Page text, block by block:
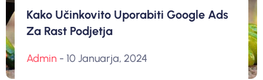
Kako Učinkovito Uporabiti Google Ads
Za Rast Podjetja
Admin - 10 Januarja, 2024